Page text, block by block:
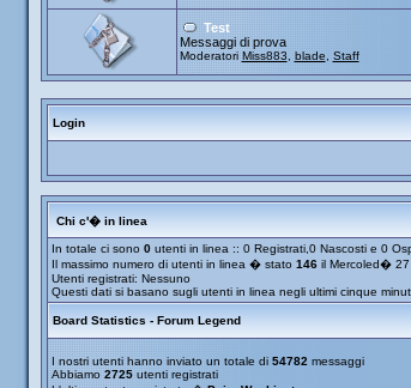
Test
Messaggi di prova
Moderatori Miss883 blade Staff
Login
Chi c'� in linea
In totale ci sono 0utenti in linea :: 0 Registrati,0 Nascosti e 0
Il massimo numero di utenti in linea � stato 146il Mercoled� 27
Utenti registrati: Nessuno
Questi dati si basano sugli utenti in linea negli ultimi cinque
Board Statistics - Forum Legend
I nostri utenti hanno inviato un totale di 54782 messaggi
Abbiamo 2725utenti registrati